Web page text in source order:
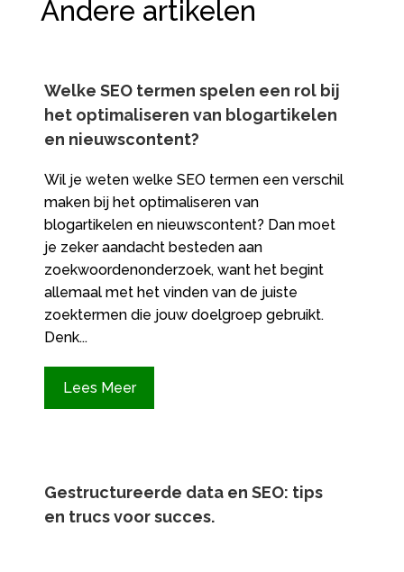
Andere artikelen
Welke SEO termen spelen een rol bij
het optimaliseren van blogartikelen
en nieuwscontent?
Wil je weten welke SEO termen een verschil
maken bij het optimaliseren van
blogartikelen en nieuwscontent? Dan moet
je zeker aandacht besteden aan
zoekwoordenonderzoek, want het begint
allemaal met het vinden van de juiste
zoektermen die jouw doelgroep gebruikt.
Denk...
Lees Meer
Gestructureerde data en SEO: tips
en trucs voor succes.​